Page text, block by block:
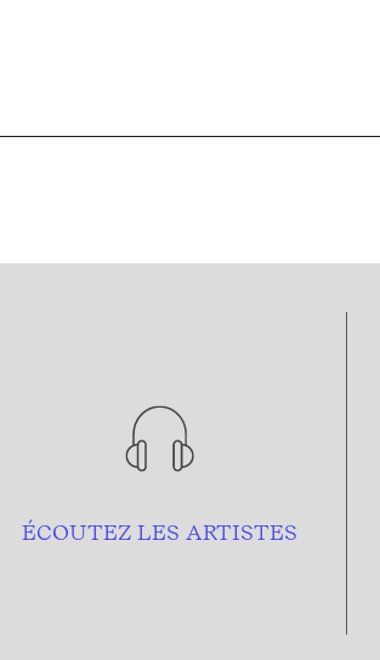
ÉCOUTEZ LES ARTISTES